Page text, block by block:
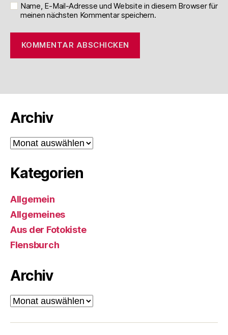
Name, E-Mail-Adresse und Website in diesem Browser für
meinen nächsten Kommentar speichern.
Archiv
Archiv
Kategorien
Allgemein
Allgemeines
Aus der Fotokiste
Flensburch
Archiv
Archiv